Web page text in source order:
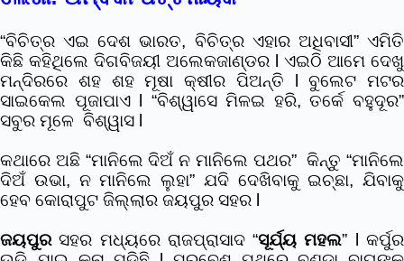
“ବିଚିତ୍ର ଏଇ ଦେଶ ଭାରତ, ବିଚିତ୍ର ଏହାର ଅଧିବାସୀ” ଏମିତି
କିଛି କହିଥିଲେ ଦିଗବିଜୟୀ ଅଲେକଜାଣ୍ଡର l ଏଇଠି ଆମେ ଦେଖୁ
ମନ୍ଦିରରେ ଶହ ଶହ ମୂଷା କ୍ଷୀର ପିଅନ୍ତି l ବୁଲେଟ ମଟର
ସାଇକେଲ ପୂଜାପାଏ l “ବିଶ୍ୱାସେ ମିଳଇ ହରି, ତର୍କେ ବହୁଦୂର”
ସବୁର ମୂଳେ ବିଶ୍ୱାସ l
କଥାରେ ଅଛି “ମାନିଲେ ଦିଅଁ ନ ମାନିଲେ ପଥର” କିନ୍ତୁ “ମାନିଲେ
ଦିଅଁ ଉଭା, ନ ମାନିଲେ ଲୁହା” ଯଦି ଦେଖିବାକୁ ଇଚ୍ଛା, ଯିବାକୁ
ହେବ କୋରାପୁଟ ଜିଲ୍ଲାର ଜୟପୁର ସହର l
ଜୟପୁରସହର ମଧ୍ୟରେ ରାଜପ୍ରାସାଦ “ସୂର୍ଯ୍ୟ ମହଲ” l କର୍ପୁର